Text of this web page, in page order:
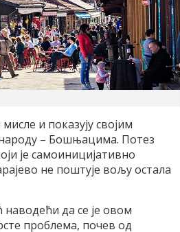
и показују својим
– Бошњацима. Потез
је самоиницијативно
не поштује вољу остала
да се је овом
проблема, почев од